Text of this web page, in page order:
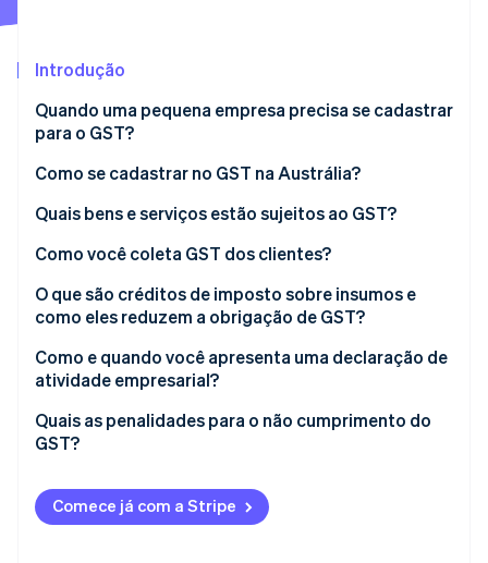
Stripe Sessions 2026
Veja como a Stripe está construindo a infraestrutura
Assista agora
Stripe App Marketplace
Introdução
Quando uma pequena empresa precisa se cadastrar
para o GST?
Limite de volume de negócios
Requisitos específicos da empresa
Cadastro opcional
Como se cadastrar no GST na Austrália?
Verifique se você tem um Australian Business
Quais bens e serviços estão sujeitos ao GST?
Alíquota Standard
Vendas isentas de GST
Vendas tributadas por entrada
Como você coleta GST dos clientes?
Preços com GST
Rastreamento do GST recolhido
E-commerce e automação
O que são créditos de imposto sobre insumos e
como eles reduzem a obrigação de GST?
O que se qualifica como crédito de imposto sobre
insumos?
Como e quando você apresenta uma declaração de
atividade empresarial?
Com que frequência você precisa apresentar um
BAS?
Como você apresenta um BAS?
Quais as penalidades para o não cumprimento do
GST?
Não conseguir se cadastrar quando for necessário
Não cobrar ou sub-reportar GST
Comece já com a Stripe